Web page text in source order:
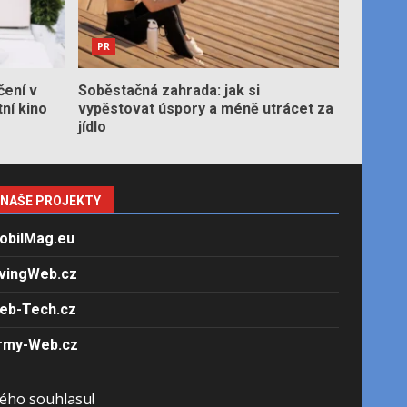
v
kino
PR
Soběstačná zahrada: jak si
vypěstovat úspory a méně utrácet za
jídlo
NAŠE PROJEKTY
Tech.cz
Web.cz
souhlasu!